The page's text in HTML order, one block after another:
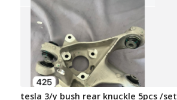
tesla 3/y bush rear knuckle 5pcs /set